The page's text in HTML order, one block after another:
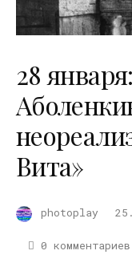
28
Вита»
photoplay
0 комментариев